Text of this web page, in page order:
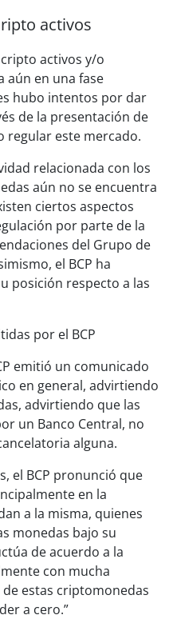
activos
activos y/o
aún en una fase
hubo intentos por dar
de la presentación de
regular este mercado.
relacionada con los
aún no se encuentra
ciertos aspectos
por parte de la
del Grupo de
el BCP ha
posición respecto a las
por el BCP
emitió un comunicado
en general, advirtiendo
advirtiendo que las
un Banco Central, no
alguna.
el BCP pronunció que
en la
a la misma, quienes
monedas bajo su
de acuerdo a la
con mucha
estas criptomonedas
a cero.”